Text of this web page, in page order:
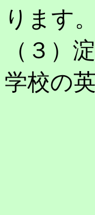
ります。
（３）
学校の